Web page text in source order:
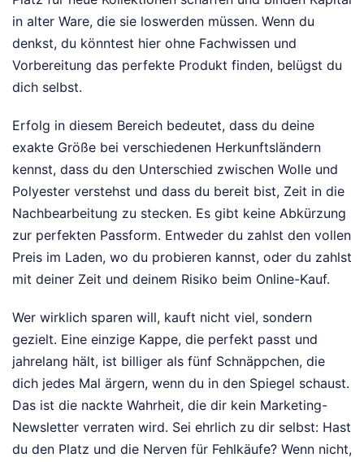
in alter Ware, die sie loswerden müssen. Wenn du
denkst, du könntest hier ohne Fachwissen und
Vorbereitung das perfekte Produkt finden, belügst du
dich selbst.
Erfolg in diesem Bereich bedeutet, dass du deine
exakte Größe bei verschiedenen Herkunftsländern
kennst, dass du den Unterschied zwischen Wolle und
Polyester verstehst und dass du bereit bist, Zeit in die
Nachbearbeitung zu stecken. Es gibt keine Abkürzung
zur perfekten Passform. Entweder du zahlst den vollen
Preis im Laden, wo du probieren kannst, oder du zahlst
mit deiner Zeit und deinem Risiko beim Online-Kauf.
Wer wirklich sparen will, kauft nicht viel, sondern
gezielt. Eine einzige Kappe, die perfekt passt und
jahrelang hält, ist billiger als fünf Schnäppchen, die
dich jedes Mal ärgern, wenn du in den Spiegel schaust.
Das ist die nackte Wahrheit, die dir kein Marketing-
Newsletter verraten wird. Sei ehrlich zu dir selbst: Hast
du den Platz und die Nerven für Fehlkäufe? Wenn nicht,